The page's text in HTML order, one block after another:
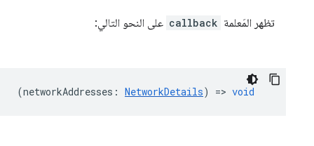
تظهر المَعلمة callback على النحو التالي:
(networkAddresses : NetworkDetails) => void